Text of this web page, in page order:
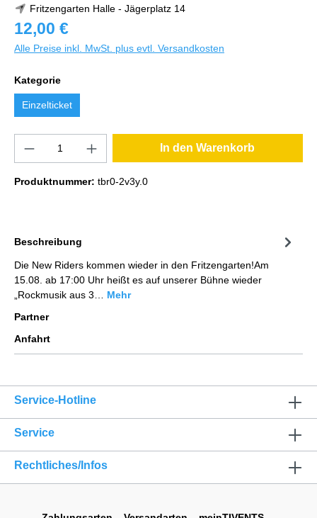
Fritzengarten Halle - Jägerplatz 14
12,00 €
Alle Preise inkl. MwSt. plus evtl. Versandkosten
Kategorie
Einzelticket
In den Warenkorb
Produktnummer: tbr0-2v3y.0
Beschreibung
Die New Riders kommen wieder in den Fritzengarten!Am
15.08. ab 17:00 Uhr heißt es auf unserer Bühne wieder
„Rockmusik aus 3… Mehr
Partner
Anfahrt
Service-Hotline
Service
Rechtliches/Infos